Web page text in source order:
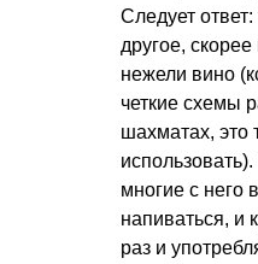
Следует
другое,
нежели вино
четкие схемы
шахматах, это
многие с него
напиваться, и
раз и